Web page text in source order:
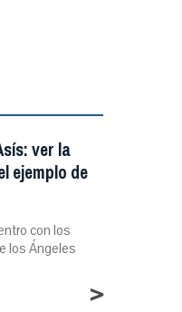
ver la
ejemplo de
con los
los Ángeles
>